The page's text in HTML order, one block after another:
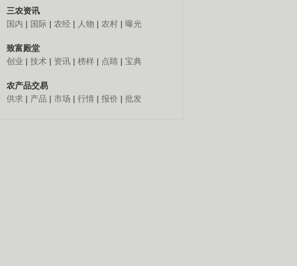
三农资讯
国内 | 国际 | 农经 | 人物 | 农村 | 曝光
致富殿堂
创业 | 技术 | 资讯 | 榜样 | 点睛 | 宝典
农产品交易
供求 | 产品 | 市场 | 行情 | 报价 | 批发